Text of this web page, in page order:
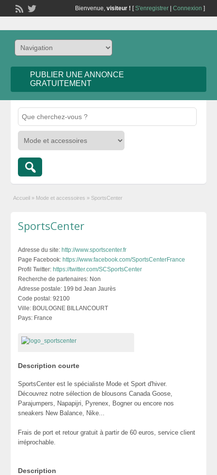
Bienvenue, visiteur ! [S'enregistrer| Connexion ]
PUBLIER UNE ANNONCE
GRATUITEMENT
Accueil » Mode et accessoires » SportsCenter
SportsCenter
Adresse du site: http://www.sportscenter.fr
Page Facebook: https://www.facebook.com/SportsCenterFrance
Profil Twitter: https://twitter.com/SCSportsCenter
Recherche de partenaires: Non
Adresse postale: 199 bd Jean Jaurès
Code postal: 92100
Ville: BOULOGNE BILLANCOURT
Pays: France
Description courte
SportsCenter est le spécialiste Mode et Sport d'hiver.
Découvrez notre sélection de blousons Canada Goose,
Parajumpers, Napapijri, Pyrenex, Bogner ou encore nos
sneakers New Balance, Nike...
Frais de port et retour gratuit à partir de 60 euros, service client
irréprochable.
Description